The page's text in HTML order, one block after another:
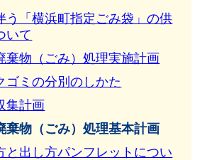
う「横浜町指定ごみ袋」の供
いて
棄物（ごみ）処理実施計画
ゴミの分別のしかた
集計画
棄物（ごみ）処理基本計画
と出し方パンフレットについ